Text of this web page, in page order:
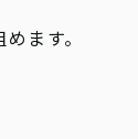
ます。